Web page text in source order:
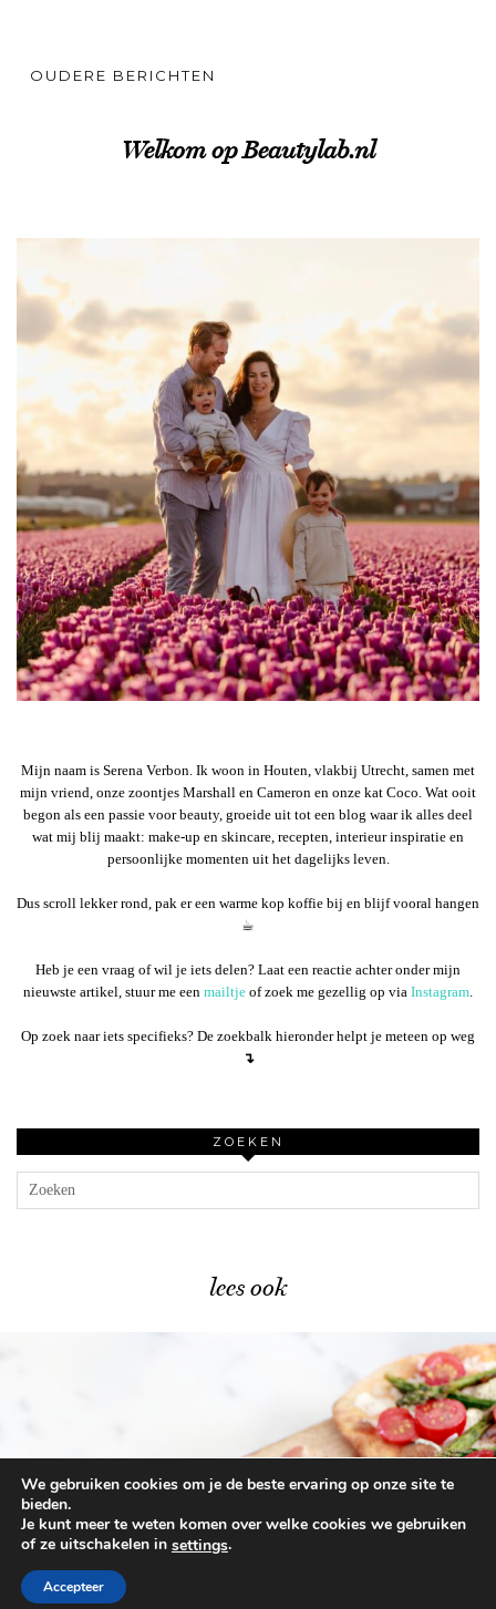
OUDERE BERICHTEN
Welkom op Beautylab.nl
Mijn naam is Serena Verbon. Ik woon in Houten, vlakbij Utrecht, samen met
mijn vriend, onze zoontjes Marshall en Cameron en onze kat Coco. Wat ooit
begon als een passie voor beauty, groeide uit tot een blog waar ik alles deel
wat mij blij maakt: make-up en skincare, recepten, interieur inspiratie en
persoonlijke momenten uit het dagelijks leven.
Dus scroll lekker rond, pak er een warme kop koffie bij en blijf vooral hangen
☕︎
Heb je een vraag of wil je iets delen? Laat een reactie achter onder mijn
nieuwste artikel, stuur me een mailtje of zoek me gezellig op via Instagram.
Op zoek naar iets specifieks? De zoekbalk hieronder helpt je meteen op weg
↴
ZOEKEN
lees ook
Lente flatbreads recept – snel & …
We gebruiken cookies om je de beste ervaring op onze site te
bieden.
Je kunt meer te weten komen over welke cookies we gebruiken
of ze uitschakelen in settings.
Accepteer